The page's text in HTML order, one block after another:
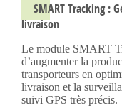
SMART Tracking :
livraison
Le module SMART
d’augmenter la
transporteurs en
livraison et la
suivi GPS très précis.